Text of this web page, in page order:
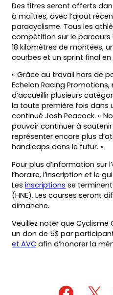
Des titres seront offerts
à maîtres, avec l’ajout
paracyclisme. Tous les
compétition sur le parcours
18 kilomètres de montées,
courbes et un sprint final
« Grâce au travail hors de
Echelon Racing
d’accueillir plusieurs
la toute première fois dans
continué Josh Peacock. «
pouvoir continuer à
représenter encore plus
handicaps dans le futur. »
Pour plus d’information sur
l’horaire, l’inscription et le
Les inscriptions se
(HNE). Les courses seront
dimanche.
Veuillez noter que Cyclisme
un don de 5$ par
et AVC(opens
afin d’honorer la